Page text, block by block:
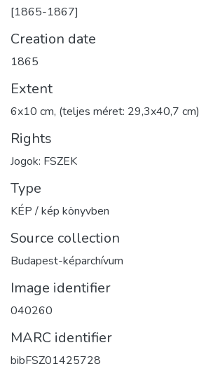
[1865-1867]
Creation date
1865
Extent
6x10 cm, (teljes méret: 29,3x40,7 cm)
Rights
Jogok: FSZEK
Type
KÉP / kép könyvben
Source collection
Budapest-képarchívum
Image identifier
040260
MARC identifier
bibFSZ01425728